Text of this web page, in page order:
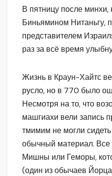
В пятницу после
Биньямином Нитаньгу,
представителем
раз за всё время
Жизнь в Краун-Хайтс
русло, но в 770 было
Несмотря на то, что
машгиахи вели запись
тмимим не могли
обычный материал. Все
Мишны или Геморы,
(один из обычаев